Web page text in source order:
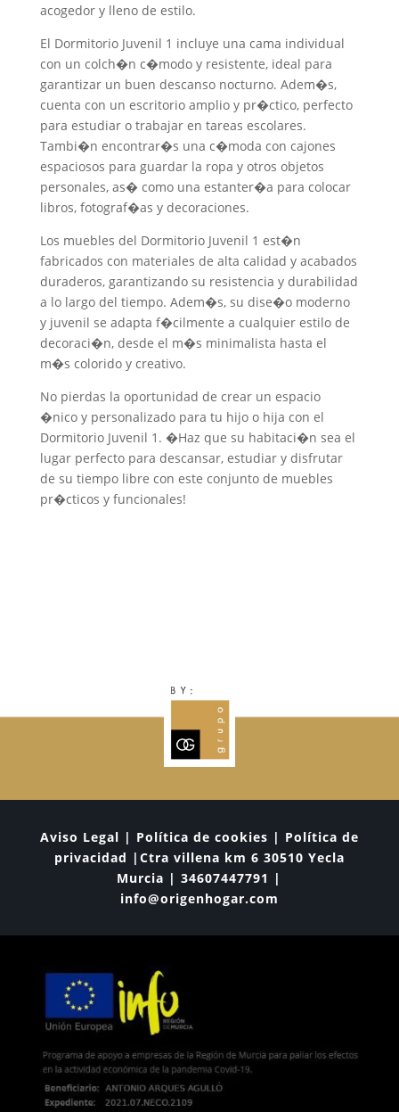
acogedor y lleno de estilo.
El Dormitorio Juvenil 1 incluye una cama individual
con un colch�n c�modo y resistente, ideal para
garantizar un buen descanso nocturno. Adem�s,
cuenta con un escritorio amplio y pr�ctico, perfecto
para estudiar o trabajar en tareas escolares.
Tambi�n encontrar�s una c�moda con cajones
espaciosos para guardar la ropa y otros objetos
personales, as� como una estanter�a para colocar
libros, fotograf�as y decoraciones.
Los muebles del Dormitorio Juvenil 1 est�n
fabricados con materiales de alta calidad y acabados
duraderos, garantizando su resistencia y durabilidad
a lo largo del tiempo. Adem�s, su dise�o moderno
y juvenil se adapta f�cilmente a cualquier estilo de
decoraci�n, desde el m�s minimalista hasta el
m�s colorido y creativo.
No pierdas la oportunidad de crear un espacio
�nico y personalizado para tu hijo o hija con el
Dormitorio Juvenil 1. �Haz que su habitaci�n sea el
lugar perfecto para descansar, estudiar y disfrutar
de su tiempo libre con este conjunto de muebles
pr�cticos y funcionales!
Aviso Legal | Política de cookies | Política de
privacidad |Ctra villena km 6 30510 Yecla
Murcia | 34607447791 |
info@origenhogar.com